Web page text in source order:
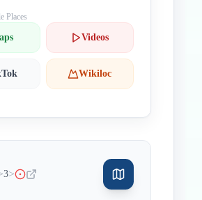
Places
Videos
Wikiloc
3>